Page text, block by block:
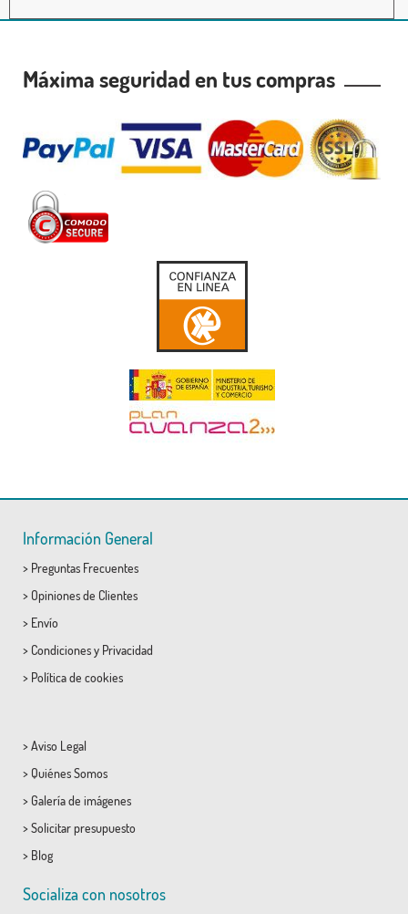
Máxima seguridad en tus compras
Información General
> Preguntas Frecuentes
> Opiniones de Clientes
> Envío
> Condicionesy Privacidad
> Política de cookies
> Aviso Legal
> Quiénes Somos
> Galería de imágenes
> Solicitar presupuesto
> Blog
Socializa con nosotros